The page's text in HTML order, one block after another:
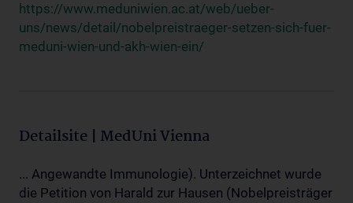
https://www.meduniwien.ac.at/web/ueber-
uns/news/detail/nobelpreistraeger-setzen-sich-fuer-
meduni-wien-und-akh-wien-ein/
Detailsite | MedUni Vienna
... Angewandte Immunologie). Unterzeichnet wurde
die Petition von Harald zur Hausen (Nobelpreisträger